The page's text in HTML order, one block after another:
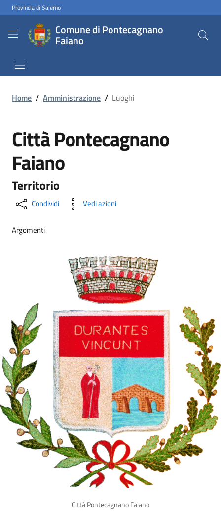
Provincia di Salerno
Comune di Pontecagnano
Faiano
Home / Amministrazione / Luoghi
Città Pontecagnano
Faiano
Territorio
Condividi Vedi azioni
Argomenti
Città Pontecagnano Faiano